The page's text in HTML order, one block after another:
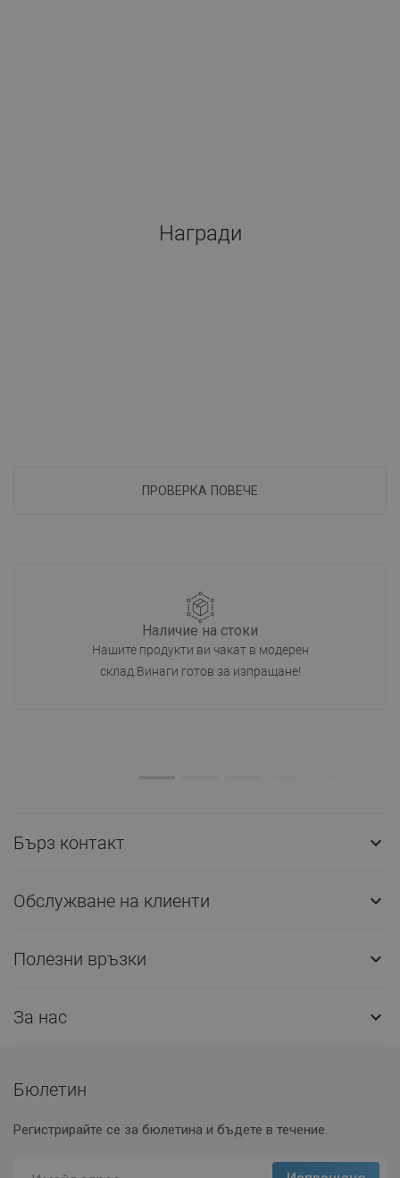
Награди
ПРОВЕРКА ПОВЕЧЕ
Наличие на стоки
Нашите продукти ви чакат в модерен
склад.Винаги готов за изпращане!
Бърз контакт 
Обслужване на клиенти 
Полезни връзки 
За нас 
Бюлетин
Регистрирайте се за бюлетина и бъдете в течение.